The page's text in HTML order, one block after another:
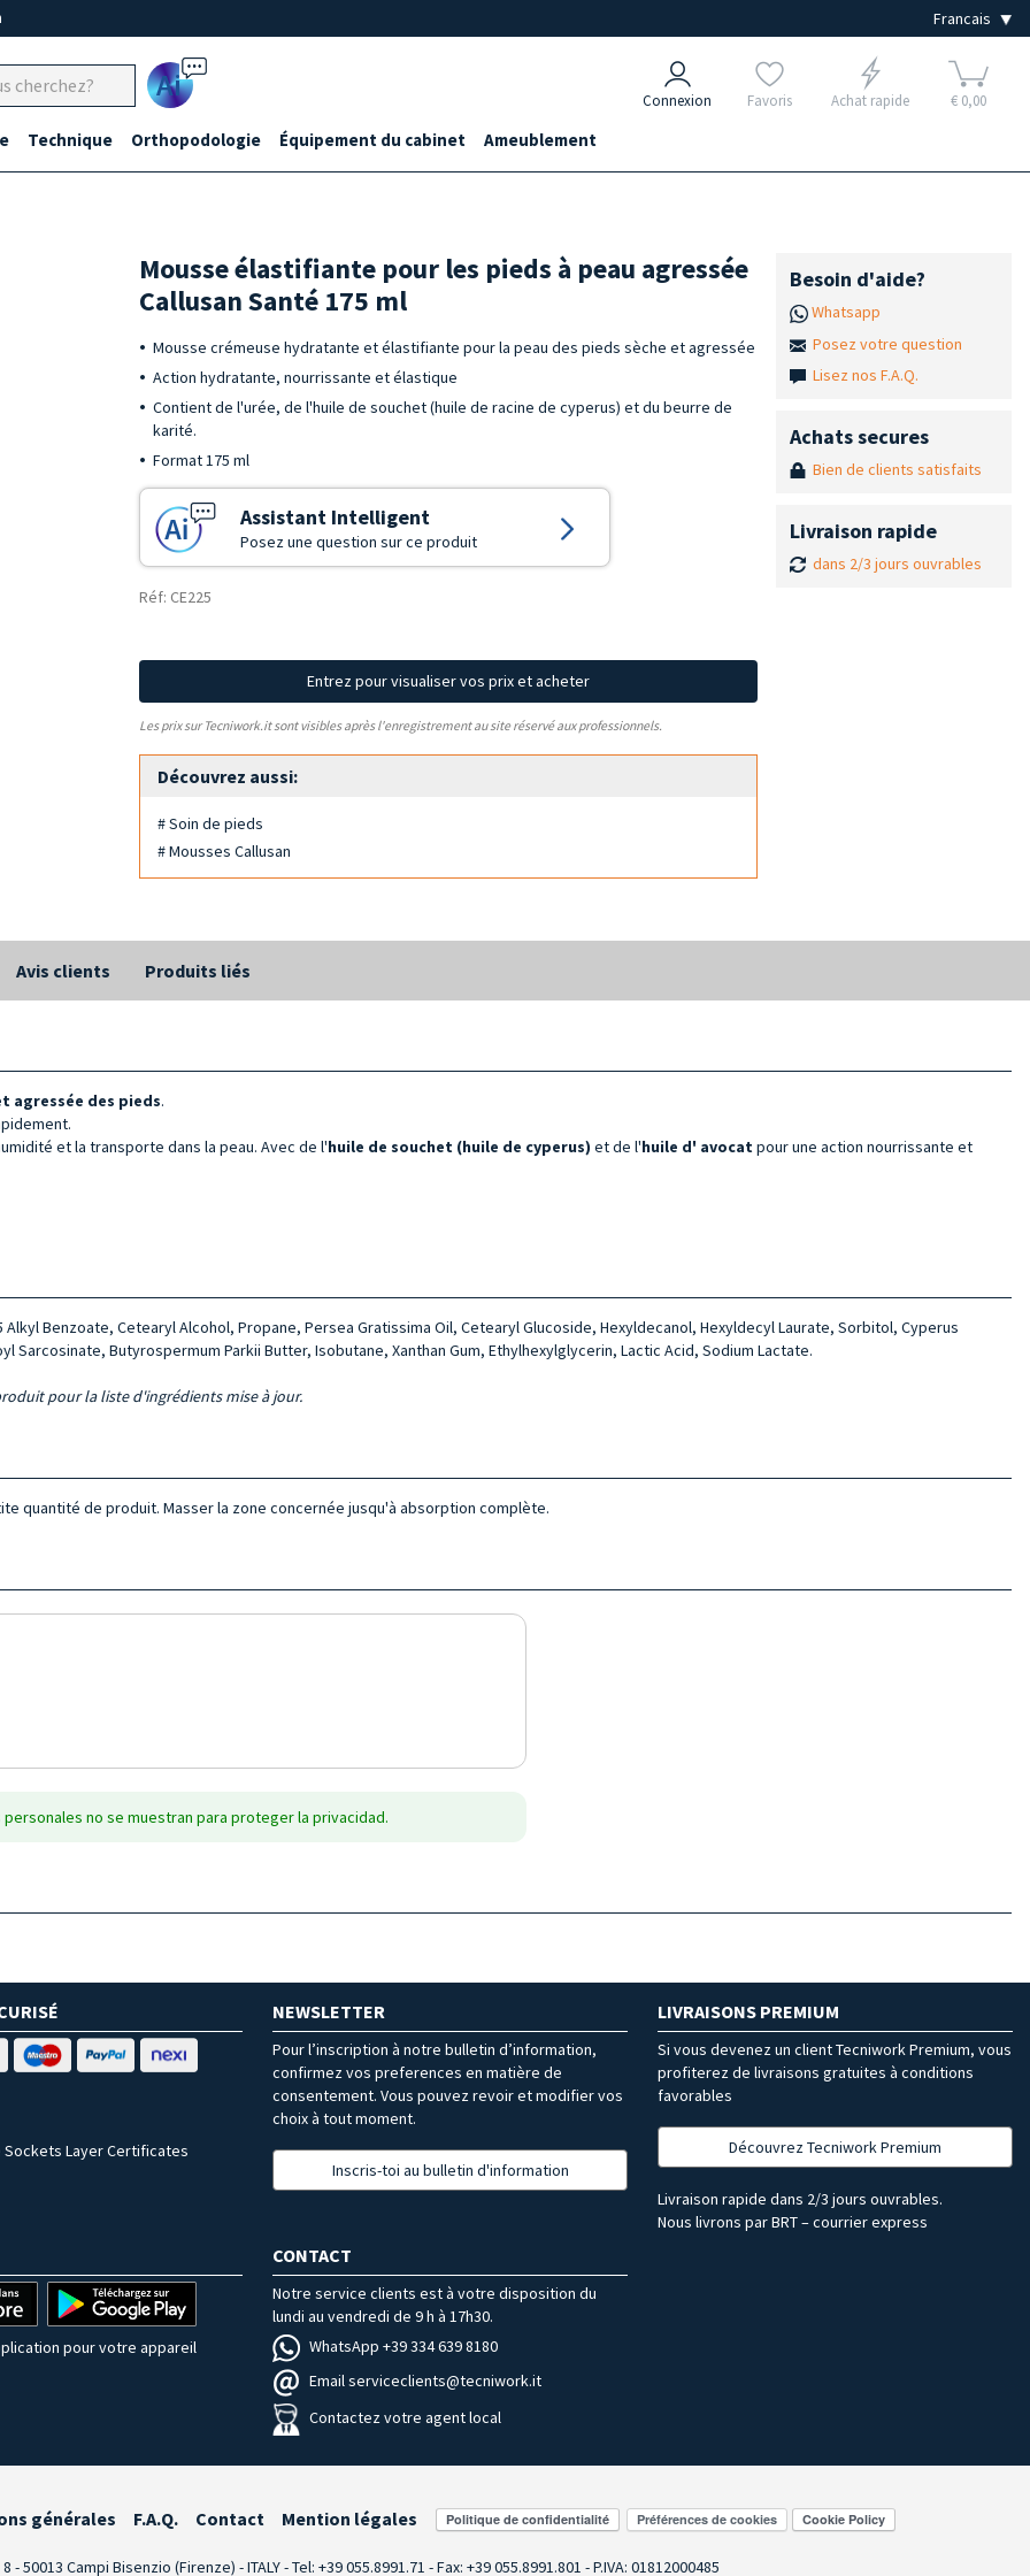
Ai Connexion Favoris Achat rapide € 0,00
Technique Orthopodologie Équipement du cabinet Ameublement
Mousse élastifiante pour les pieds à peau agressée
Callusan Santé 175 ml
Mousse crémeuse hydratante et élastifiante pour la peau des pieds sèche et agressée
Action hydratante, nourrissante et élastique
Contient de l'urée, de l'huile de souchet (huile de racine de cyperus) et du beurre de
karité.
Format 175 ml
Assistant Intelligent
Posez une question sur ce produit
Réf: CE225
Entrez pour visualiser vos prix et acheter
Les prix sur Tecniwork.it sont visibles après l'enregistrement au site réservé aux professionnels.
Découvrez aussi:
# Soin de pieds
# Mousses Callusan
Besoin d'aide?
Whatsapp
Posez votre question
Lisez nos F.A.Q.
Achats secures
Bien de clients satisfaits
Livraison rapide
dans 2/3 jours ouvrables
Avis clients Produits liés
agressée des pieds.
et la transporte dans la peau. Avec de l'huile de souchet (huile de cyperus) et de l'huile d' avocatpour une action nourrissante et
Alkyl Benzoate, Cetearyl Alcohol, Propane, Persea Gratissima Oil, Cetearyl Glucoside, Hexyldecanol, Hexyldecyl Laurate, Sorbitol, Cyperus
Sarcosinate, Butyrospermum Parkii Butter, Isobutane, Xanthan Gum, Ethylhexylglycerin, Lactic Acid, Sodium Lactate.
pour la liste d'ingrédients mise à jour.
quantité de produit. Masser la zone concernée jusqu'à absorption complète.
no se muestran para proteger la privacidad.
Sockets Layer Certificates
NEWSLETTER
Pour l’inscription à notre bulletin d’information,
confirmez vos preferences en matière de
consentement. Vous pouvez revoir et modifier vos
choix à tout moment.
Inscris-toi au bulletin d'information
LIVRAISONS PREMIUM
Si vous devenez un client Tecniwork Premium, vous
profiterez de livraisons gratuites à conditions
favorables
Découvrez Tecniwork Premium
Livraison rapide dans 2/3 jours ouvrables.
Nous livrons par BRT – courrier express
pour votre appareil
CONTACT
Notre service clients est à votre disposition du
lundi au vendredi de 9 h à 17h30.
WhatsApp +39 334 639 8180
Email serviceclients@tecniwork.it
Contactez votre agent local
générales F.A.Q. Contact Mention légales Préférences de cookies
- 50013 Campi Bisenzio (Firenze) - ITALY - Tel: +39 055.8991.71 - Fax: +39 055.8991.801 - P.IVA: 01812000485